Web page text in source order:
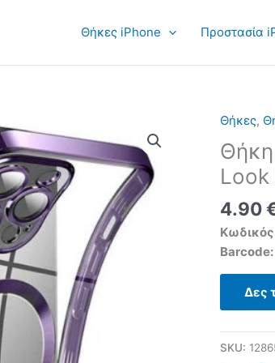
Θήκες iPhone Προστασία
Θήκες,
Look
4.90
Κωδικός
Barcode:
Δες
SKU: